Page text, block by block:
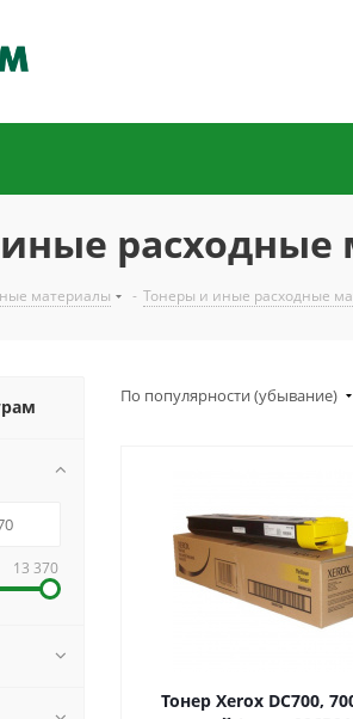
расходные
материалы - Тонеры и иные расходные
По популярности (убывание)
Тонер Xerox DC700,
13 370